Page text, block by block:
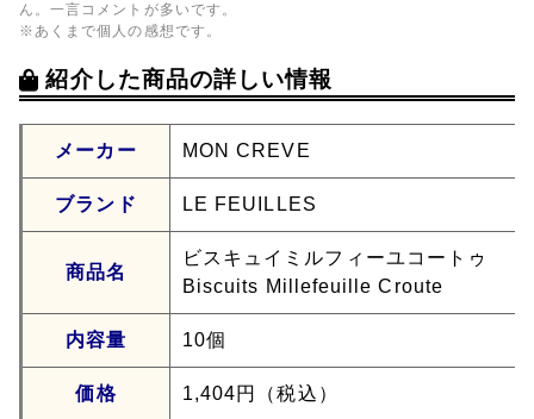
ん。一言コメントが多いです。
※あくまで個人の感想です。
紹介した商品の詳しい情報
メーカー MON CREVE
ブランド LE FEUILLES
商品名
ビスキュイミルフィーユコートゥ
Biscuits Millefeuille Croute
内容量 10個
価格 1,404円（税込）